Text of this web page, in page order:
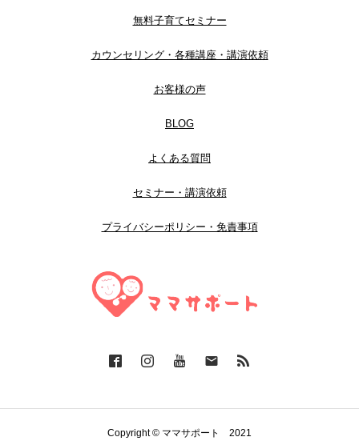
無料子育てセミナー
カウンセリング・各種講座・講演依頼
お客様の声
BLOG
よくある質問
セミナー・講演依頼
プライバシーポリシー・免責事項
Copyright © ママサポート 2021